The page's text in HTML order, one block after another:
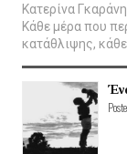
Κατερίνα
Κάθε μέρα που
κατάθλιψης, κάθε